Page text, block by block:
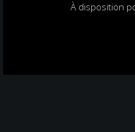
À disposition